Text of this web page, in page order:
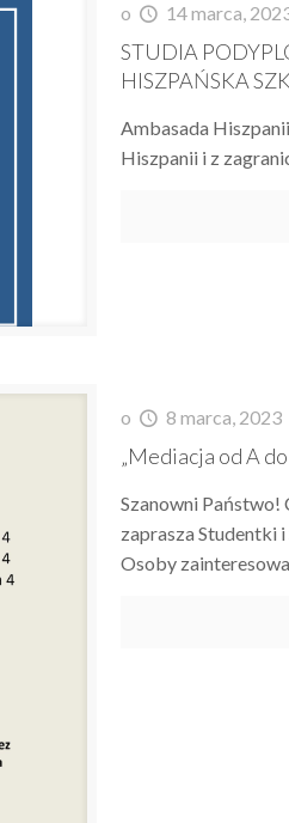
o 14 marca,
STUDIA
HISZPAŃSKA
Ambasada
Hiszpanii i z
o 8 marca, 2023
„Mediacja od A
Szanowni Państwo!
zaprasza Studentki
Osoby